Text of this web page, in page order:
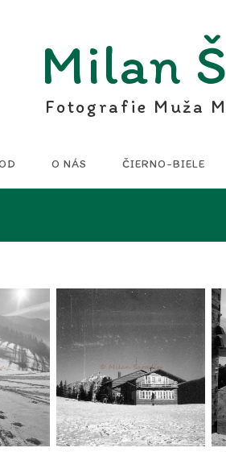
Milan
Fotografie Muža
O NÁS ČIERNO-BIELE